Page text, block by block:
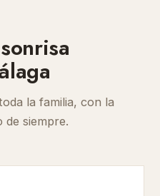
la familia, con la
siempre.